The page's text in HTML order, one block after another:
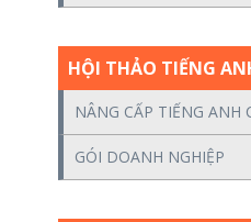
HỘI THẢO TIẾNG
NÂNG CẤP TIẾNG ANH
GÓI DOANH NGHIỆP